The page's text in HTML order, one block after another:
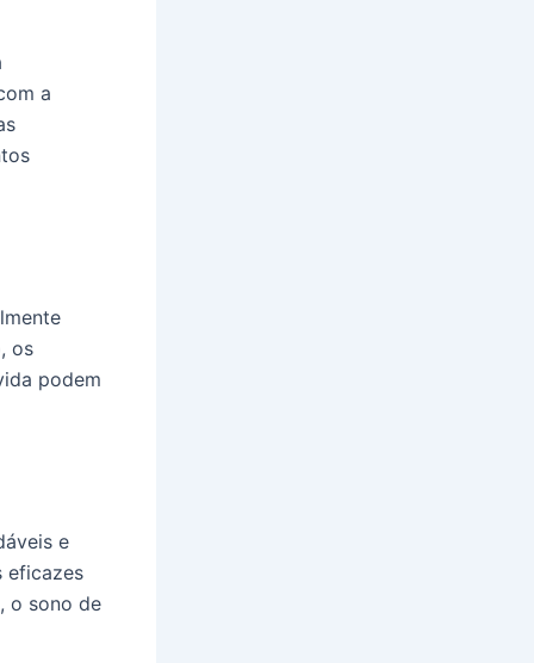
a
os
podem
e
eficazes
o sono de